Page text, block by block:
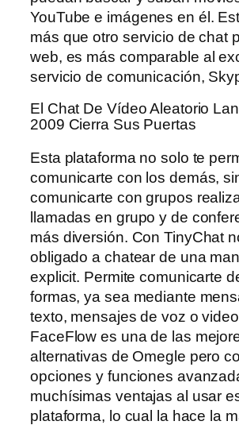
YouTube e imágenes en él.
más que otro servicio de chat
web, es más comparable al
servicio de comunicación,
El Chat De Vídeo Aleatorio
2009 Cierra Sus Puertas
Esta plataforma no solo te
comunicarte con los demás,
comunicarte con grupos
llamadas en grupo y de
más diversión. Con TinyChat
obligado a chatear de una
explicit. Permite comunicarte
formas, ya sea mediante
texto, mensajes de voz o
FaceFlow es una de las
alternativas de Omegle pero
opciones y funciones
muchísimas ventajas al usar
plataforma, lo cual la hace la